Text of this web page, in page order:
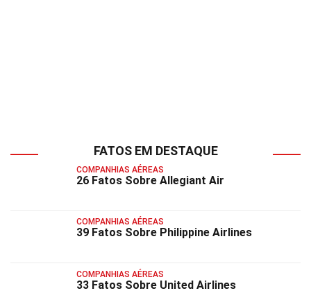
FATOS EM DESTAQUE
COMPANHIAS AÉREAS
26 Fatos Sobre Allegiant Air
COMPANHIAS AÉREAS
39 Fatos Sobre Philippine Airlines
COMPANHIAS AÉREAS
33 Fatos Sobre United Airlines